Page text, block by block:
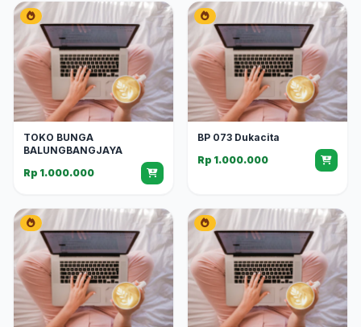
TOKO BUNGA
BALUNGBANGJAYA
Rp 1.000.000
BP 073 Dukacita
Rp 1.000.000